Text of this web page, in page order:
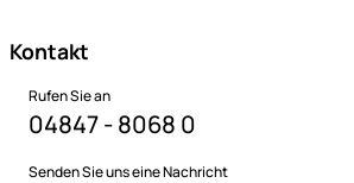
Kontakt
Rufen Sie an
04847 - 8068 0
Senden Sie uns eine Nachricht